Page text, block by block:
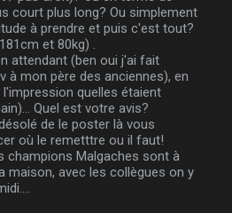
court plus long? Ou simplement
à prendre et puis c'est tout?
et 80kg) .
attendant (ben oui j'ai fait
à mon père des anciennes), en
l'impression quelles étaient
Quel est votre avis?
de le poster là vous
où le remetttre ou il faut!
champions Malgaches sont à
maison, avec les collègues on y